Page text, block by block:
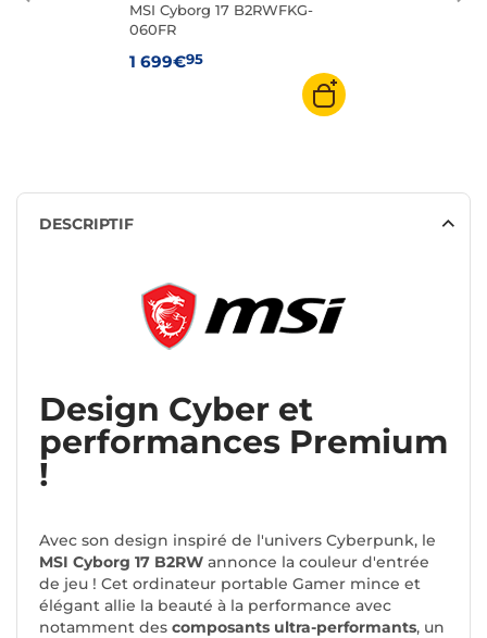
MSI Cyborg 17 B2RWFKG-
060FR
1 699€95
DESCRIPTIF
Design Cyber et
performances Premium
!
Avec son design inspiré de l'univers Cyberpunk, le
MSI Cyborg 17 B2RW annonce la couleur d'entrée
de jeu ! Cet ordinateur portable Gamer mince et
élégant allie la beauté à la performance avec
notamment des composants ultra-performants, un